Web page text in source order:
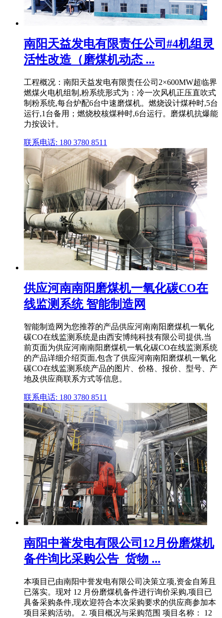
南阳天益发电有限责任公司#4机组灵
活性改造（磨煤机动态 ...
工程概况：南阳天益发电有限责任公司2×600MW超临界
燃煤火电机组制,粉系统形式为：冷一次风机正压直吹式
制粉系统,每台炉配6台中速磨煤机。燃烧设计煤种时,5台
运行,1台备用；燃烧校核煤种时,6台运行。磨煤机抗爆能
力按设计。
联系电话: 180 3780 8511
供应河南南阳磨煤机一氧化碳CO在
线监测系统 智能制造网
智能制造网为您推荐的产品供应河南南阳磨煤机一氧化
碳CO在线监测系统是由西安博纯科技有限公司提供,当
前页面为供应河南南阳磨煤机一氧化碳CO在线监测系统
的产品详细介绍页面,包含了供应河南南阳磨煤机一氧化
碳CO在线监测系统产品的图片、价格、报价、型号、产
地及供应商联系方式等信息。
联系电话: 180 3780 8511
南阳中誉发电有限公司12月份磨煤机
备件询比采购公告_货物 ...
本项目已由南阳中誉发电有限公司决策立项,资金自筹且
已落实。现对 12 月份磨煤机备件进行询价采购,项目已
具备采购条件,现欢迎符合本次采购要求的供应商参加本
项目采购活动。 2. 项目概况与采购范围 项目名称： 12